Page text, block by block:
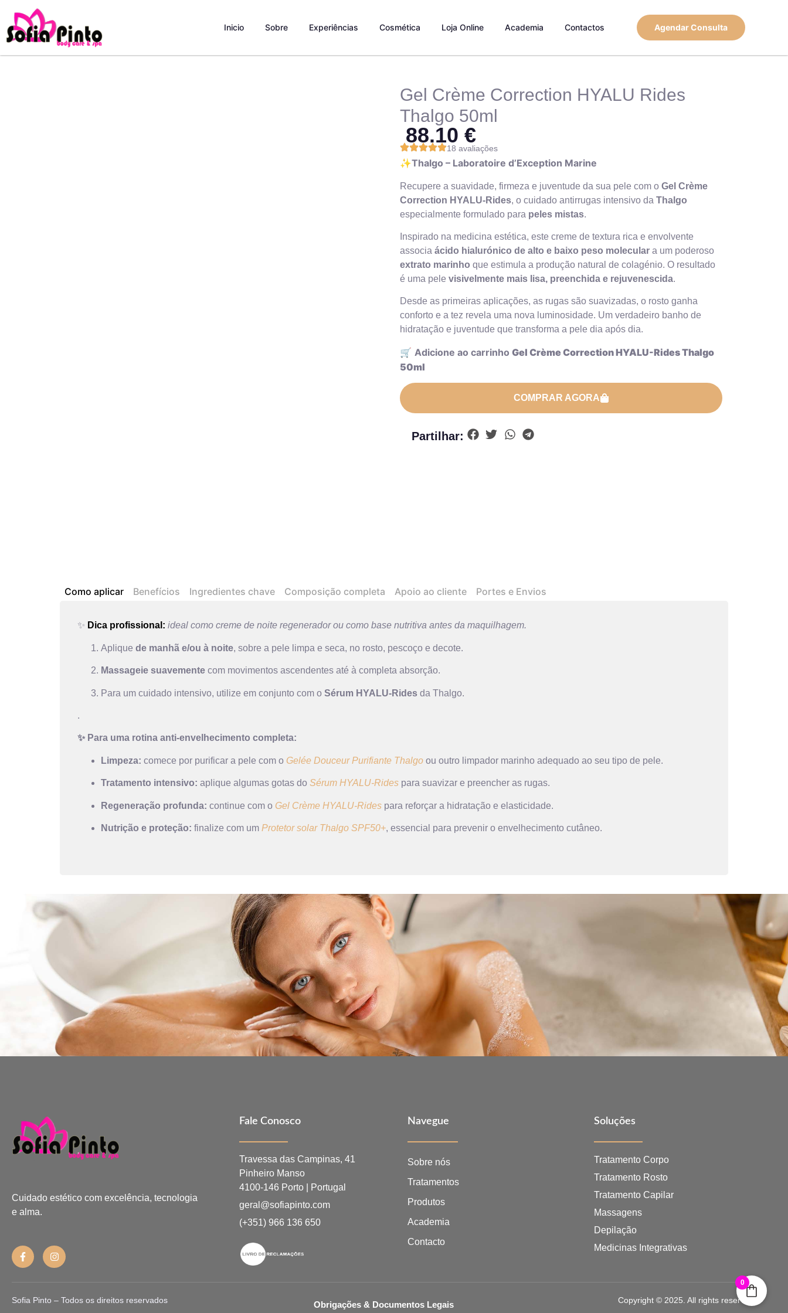
Inicio Sobre Experiências Cosmética Loja Online Academia Contactos Agendar Consulta
Gel Crème Correction HYALU Rides
Thalgo 50ml
88.10 €
18 avaliações
✨Thalgo – Laboratoire d’Exception Marine
Recupere a suavidade, firmeza e juventude da sua pele com o Gel Crème
Correction HYALU-Rides, o cuidado antirrugas intensivo da Thalgo
especialmente formulado para peles mistas.
Inspirado na medicina estética, este creme de textura rica e envolvente
associa ácido hialurónico de alto e baixo peso molecular a um poderoso
extrato marinho que estimula a produção natural de colagénio. O resultado
é uma pele visivelmente mais lisa, preenchida e rejuvenescida.
Desde as primeiras aplicações, as rugas são suavizadas, o rosto ganha
conforto e a tez revela uma nova luminosidade. Um verdadeiro banho de
hidratação e juventude que transforma a pele dia após dia.
🛒 Adicione ao carrinho Gel Crème Correction HYALU-Rides Thalgo
50ml
COMPRAR AGORA
Partilhar:
Como aplicar Benefícios Ingredientes chave Composição completa Apoio ao cliente Portes e Envios
✨ Dica profissional: ideal como creme de noite regenerador ou como base nutritiva antes da maquilhagem.
Aplique de manhã e/ou à noite, sobre a pele limpa e seca, no rosto, pescoço e decote.
Massageie suavemente com movimentos ascendentes até à completa absorção.
Para um cuidado intensivo, utilize em conjunto com o Sérum HYALU-Rides da Thalgo.
.
✨ Para uma rotina anti-envelhecimento completa:
Limpeza: comece por purificar a pele com o Gelée Douceur Purifiante Thalgo ou outro limpador marinho adequado ao seu tipo de pele.
Tratamento intensivo: aplique algumas gotas do Sérum HYALU-Rides para suavizar e preencher as rugas.
Regeneração profunda: continue com o Gel Crème HYALU-Rides para reforçar a hidratação e elasticidade.
Nutrição e proteção: finalize com um Protetor solar Thalgo SPF50+, essencial para prevenir o envelhecimento cutâneo.
Cuidado estético com excelência, tecnologia
e alma.
Fale Conosco
Travessa das Campinas, 41
Pinheiro Manso
4100-146 Porto | Portugal
geral@sofiapinto.com
(+351) 966 136 650
Navegue
Sobre nós
Tratamentos
Produtos
Academia
Contacto
Soluções
Tratamento Corpo
Tratamento Rosto
Tratamento Capilar
Massagens
Depilação
Medicinas Integrativas
Sofia Pinto – Todos os direitos reservados Obrigações & Documentos Legais Copyright © 2025. All rights reserved.
0